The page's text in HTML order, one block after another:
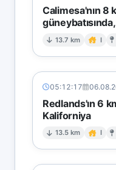
Calimesa'nın 8
13.7 km I
05:12:17
Redlands'ın 6
Kaliforniya
13.5 km I